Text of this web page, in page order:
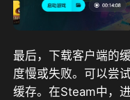
最后，下载客户端的
度慢或失败。可以尝
缓存。在Steam中，